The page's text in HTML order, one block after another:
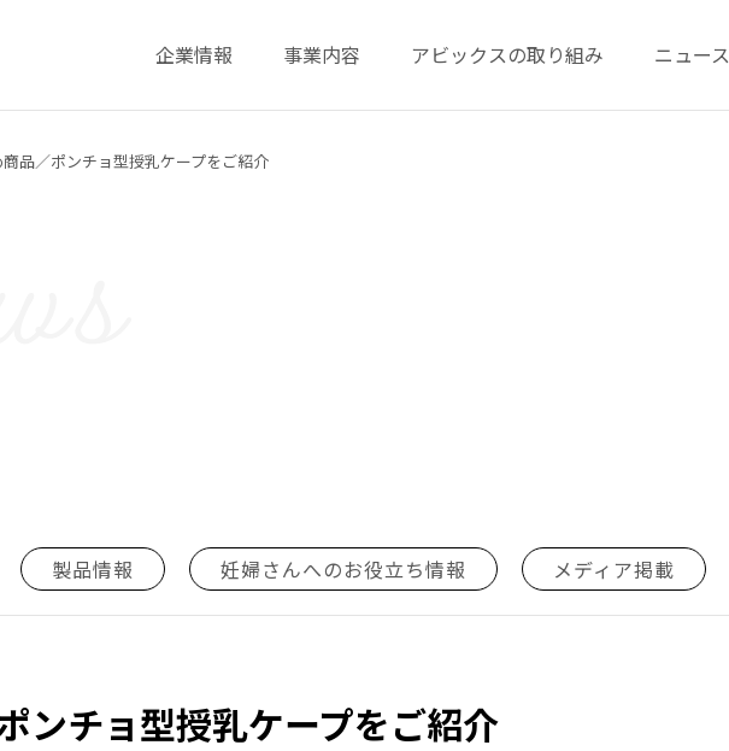
企業情報 事業内容 アビックスの取り組み ニュース
品／ポンチョ型授乳ケープをご紹介
製品情報 妊婦さんへのお役立ち情報 メディア掲載
ンチョ型授乳ケープをご紹介